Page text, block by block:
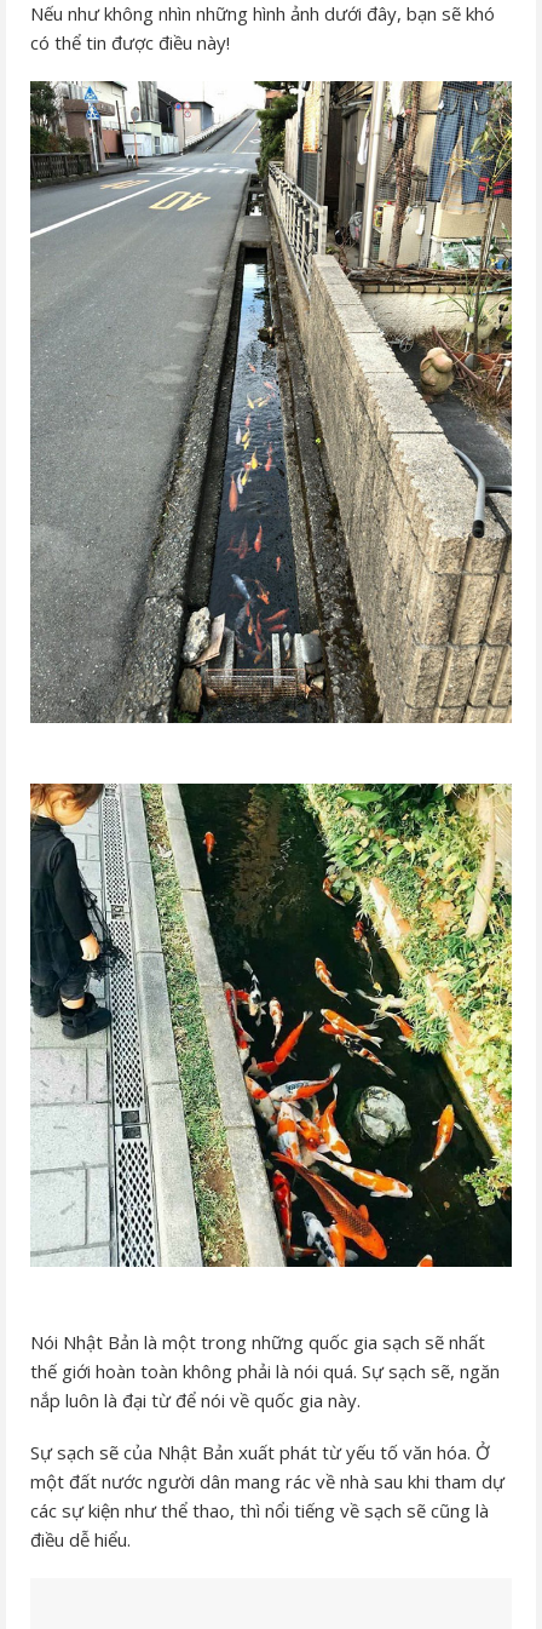
Nếu như không nhìn những hình ảnh dưới đây, bạn sẽ khó
có thể tin được điều này!
Nói Nhật Bản là một trong những quốc gia sạch sẽ nhất
thế giới hoàn toàn không phải là nói quá. Sự sạch sẽ, ngăn
nắp luôn là đại từ để nói về quốc gia này.
Sự sạch sẽ của Nhật Bản xuất phát từ yếu tố văn hóa. Ở
một đất nước người dân mang rác về nhà sau khi tham dự
các sự kiện như thể thao, thì nổi tiếng về sạch sẽ cũng là
điều dễ hiểu.